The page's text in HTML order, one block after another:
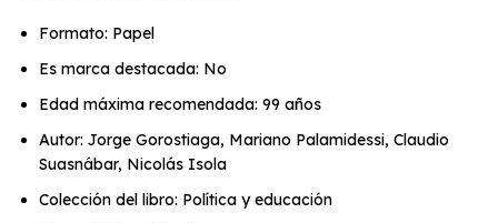
Formato: Papel
Es marca destacada: No
Edad máxima recomendada: 99 años
Autor: Jorge Gorostiaga, Mariano Palamidessi, Claudio
Suasnábar, Nicolás Isola
Colección del libro: Política y educación